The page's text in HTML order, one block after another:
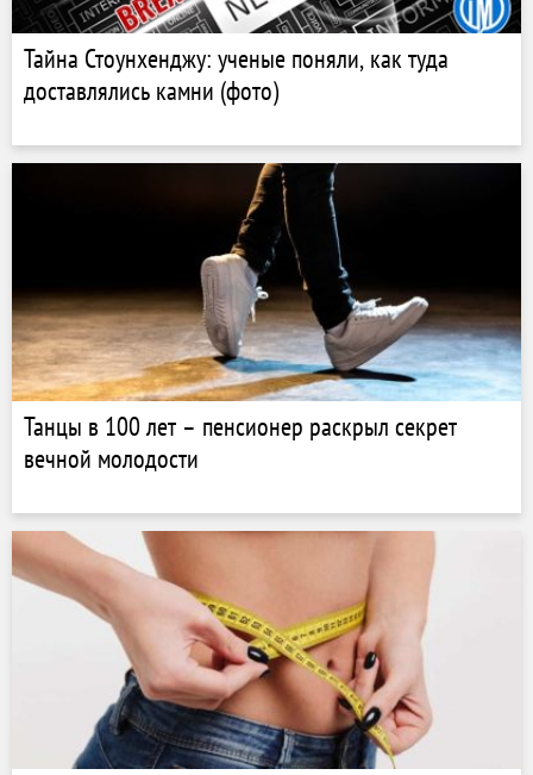
Тайна Стоунхенджу: ученые поняли, как туда
доставлялись камни (фото)
Танцы в 100 лет – пенсионер раскрыл секрет
вечной молодости